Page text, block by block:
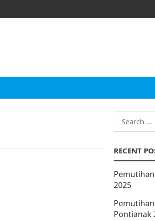
Search
for:
RECENT
2025
Pontianak